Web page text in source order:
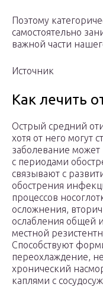
Поэтому
самостоятельно
важной части
Источник
Как лечить
Острый средний
хотя от него могут
заболевание
с периодами
связывают с
обострения
процессов
осложнения,
ослабления общей
местной
Способствуют
переохлаждение,
хронический
каплями с